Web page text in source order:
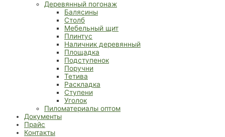
Деревянный погонаж
Балясины
Столб
Мебельный щит
Плинтус
Наличник деревянный
Площадка
Подступенок
Поручни
Тетива
Раскладка
Ступени
Уголок
Пиломатериалы оптом
Документы
Прайс
Контакты